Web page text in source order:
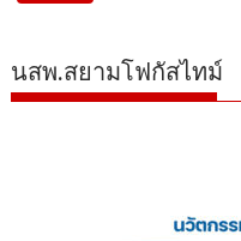
นสพ.สยามโฟกัสไทม์